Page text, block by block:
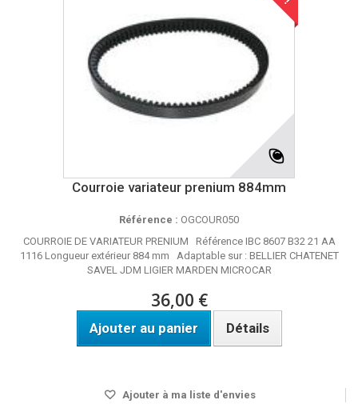
Courroie variateur prenium 884mm
Référence : OGCOUR050
COURROIE DE VARIATEUR PRENIUM Référence IBC 8607 B32 21 AA
1116 Longueur extérieur 884 mm Adaptable sur : BELLIER CHATENET
SAVEL JDM LIGIER MARDEN MICROCAR
36,00 €
Ajouter au panier Détails
Ajouter à ma liste d'envies